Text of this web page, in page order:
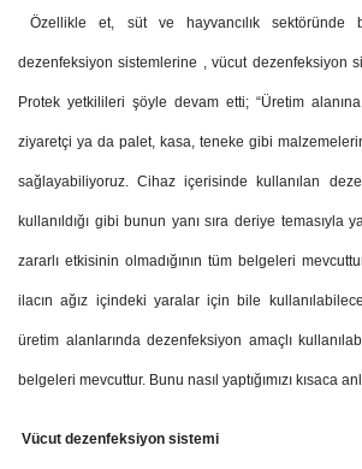
Özellikle et, süt ve hayvancılık
dezenfeksiyon sistemlerine , vücut dezenfeksiyon
Protek yetkilileri şöyle devam etti; “Üretim
ziyaretçi ya da palet, kasa, teneke gibi
sağlayabiliyoruz. Cihaz içerisinde kullanılan
kullanıldığı gibi bunun yanı sıra deriye temasıyla
zararlı etkisinin olmadığının tüm belgeleri
ilacın ağız içindeki yaralar için bile
üretim alanlarında dezenfeksiyon amaçlı
belgeleri mevcuttur. Bunu nasıl yaptığımızı kısaca
Vücut dezenfeksiyon sistemi